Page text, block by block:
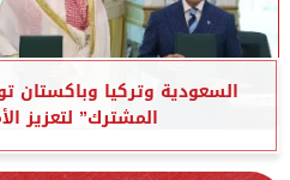
السعودية وتركيا وباكستان
المشترك” لتعزيز